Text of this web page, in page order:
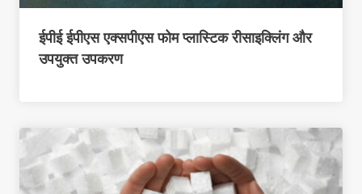
ईपीई ईपीएस एक्सपीएस फोम प्लास्टिक रीसाइक्लिंग और
उपयुक्त उपकरण